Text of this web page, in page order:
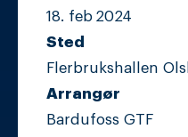
18. feb 2024
Sted
Flerbrukshallen
Arrangør
Bardufoss GTF